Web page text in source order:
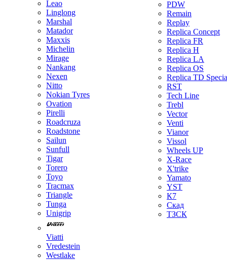
Leao
Linglong
Marshal
Matador
Maxxis
Michelin
Mirage
Nankang
Nexen
Nitto
Nokian Tyres
Ovation
Pirelli
Roadcruza
Roadstone
Sailun
Sunfull
Tigar
Torero
Toyo
Tracmax
Triangle
Tunga
Unigrip
Viatti
Vredestein
Westlake
PDW
Remain
Replay
Replica Concept
Replica FR
Replica H
Replica LA
Replica OS
Replica TD
RST
Tech Line
Trebl
Vector
Venti
Vianor
Vissol
Wheels UP
X-Race
X'trike
Yamato
YST
К7
Скад
ТЗСК